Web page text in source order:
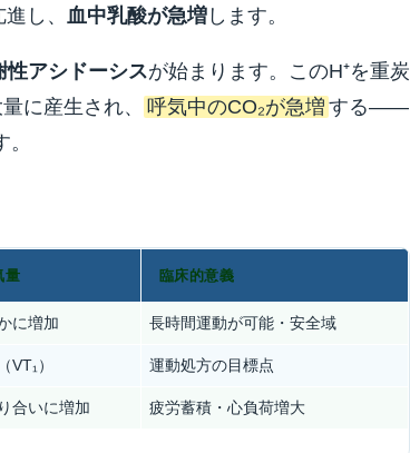
し、 血中乳酸が急増 します。
性アシドーシスが始まります。このH⁺を重炭
に産生され、
呼気中のCO₂が急増 する——
量 臨床的意義
に増加 長時間運動が可能・安全域
VT₁） 運動処方の目標点
合いに増加 疲労蓄積・心負荷増大